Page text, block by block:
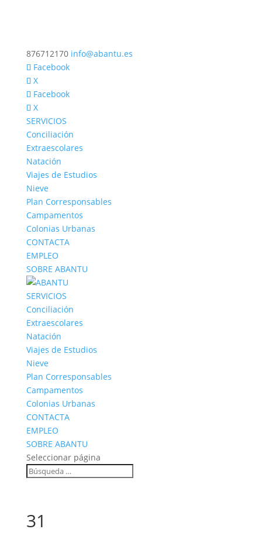
876712170 info@abantu.es
Facebook
X
Facebook
X
SERVICIOS
Conciliación
Extraescolares
Natación
Viajes de Estudios
Nieve
Plan Corresponsables
Campamentos
Colonias Urbanas
CONTACTA
EMPLEO
SOBRE ABANTU
SERVICIOS
Conciliación
Extraescolares
Natación
Viajes de Estudios
Nieve
Plan Corresponsables
Campamentos
Colonias Urbanas
CONTACTA
EMPLEO
SOBRE ABANTU
Seleccionar página
31